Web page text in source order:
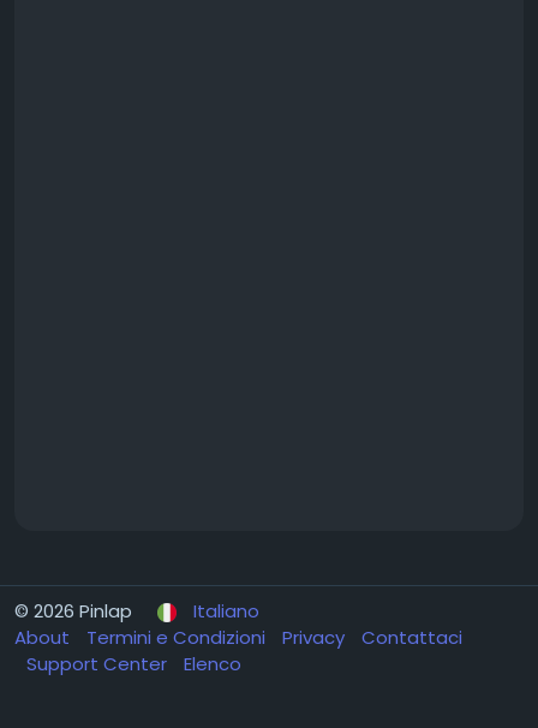
© 2026 Pinlap
Italiano
About
Termini e Condizioni Privacy
Contattaci
Support Center
Elenco